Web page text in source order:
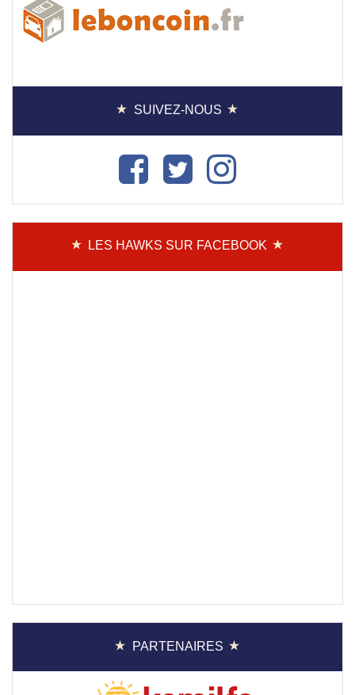
SUIVEZ-NOUS
LES HAWKS SUR FACEBOOK
PARTENAIRES